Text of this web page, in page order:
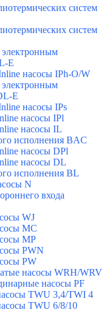
систем
систем
E
насосы IPh-O/W
E
насосы IPs
насосы IPl
насосы IL
исполнения BAC
насосы DPl
насосы DL
исполнения BL
N
входа
WJ
MC
MP
PWN
PW
насосы WRH/WRV
насосы PF
TWU 3,4/TWI 4
TWU 6/8/10